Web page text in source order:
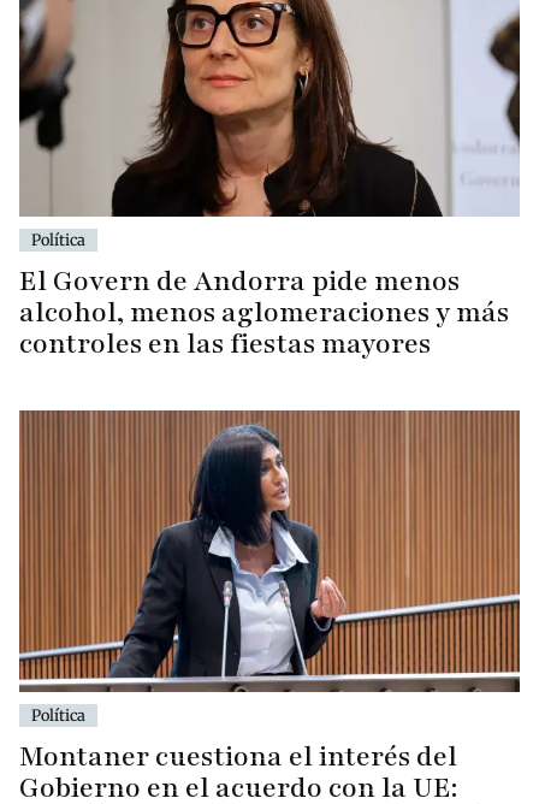
Política
El Govern de Andorra pide menos
alcohol, menos aglomeraciones y más
controles en las fiestas mayores
Política
Montaner cuestiona el interés del
Gobierno en el acuerdo con la UE: